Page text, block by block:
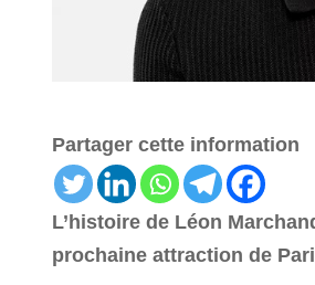
Partager cette information
L’histoire de Léon
prochaine attraction de